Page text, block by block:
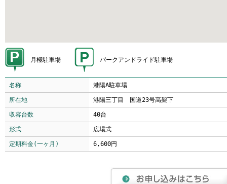
月極駐車場 パークアンドライド駐車場
名称 港陽A駐車場
所在地 港陽三丁目 国道23号高架下
収容台数 40台
形式 広場式
定期料金(一ヶ月) 6,600円